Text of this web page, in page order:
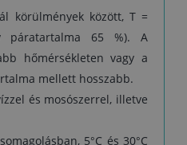
körülmények között, T =
páratartalma 65 %). A
hőmérsékleten vagy a
mellett hosszabb.
és mosószerrel, illetve
5°C és 30°C